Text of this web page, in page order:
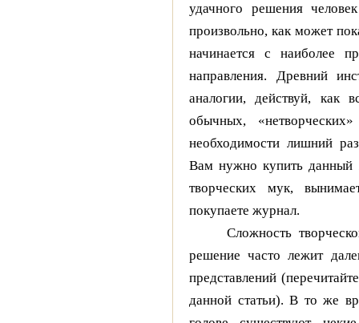
удачного решения
произвольно, как может
начинается с наиболее
направления. Древний
аналогии, действуй,
обычных,
необходимости лишний
Вам нужно купить
творческих мук,
покупаете журнал.
Сложность
решение часто лежит
представлений
данной статьи). В то же